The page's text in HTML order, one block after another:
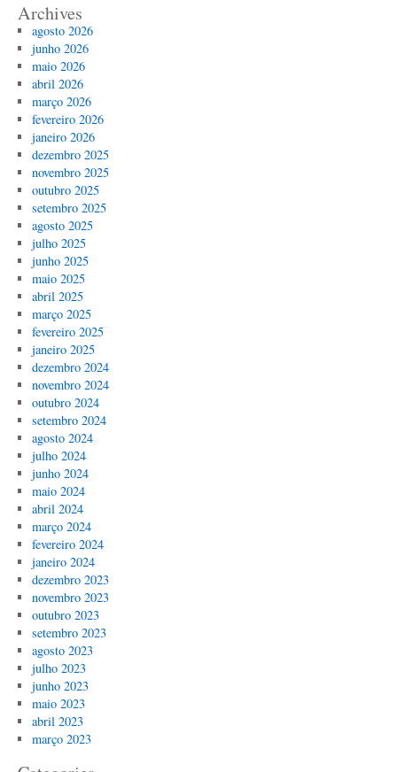
Archives
agosto 2026
junho 2026
maio 2026
abril 2026
março 2026
fevereiro 2026
janeiro 2026
dezembro 2025
novembro 2025
outubro 2025
setembro 2025
agosto 2025
julho 2025
junho 2025
maio 2025
abril 2025
março 2025
fevereiro 2025
janeiro 2025
dezembro 2024
novembro 2024
outubro 2024
setembro 2024
agosto 2024
julho 2024
junho 2024
maio 2024
abril 2024
março 2024
fevereiro 2024
janeiro 2024
dezembro 2023
novembro 2023
outubro 2023
setembro 2023
agosto 2023
julho 2023
junho 2023
maio 2023
abril 2023
março 2023